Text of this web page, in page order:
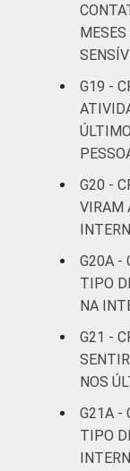
G19 -
G20 -
VIRAM
G20A -
TIPO
NA
G21 -
NOS
G21A -
TIPO